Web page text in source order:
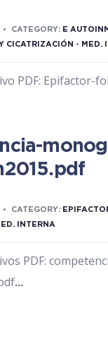
• CATEGORY: E
CICATRIZACIÓN • MED.
PDF: Epifactor-
• CATEGORY:
INTERNA
PDF:
...